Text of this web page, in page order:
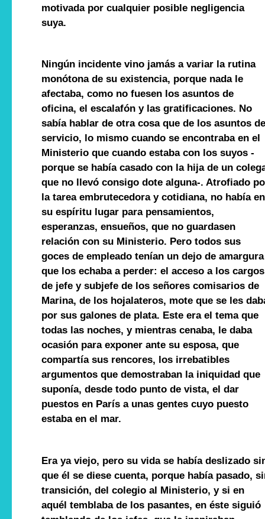
motivada por cualquier posible negligencia
suya.
Ningún incidente vino jamás a variar la rutina
monótona de su existencia, porque nada le
afectaba, como no fuesen los asuntos de
oficina, el escalafón y las gratificaciones. No
sabía hablar de otra cosa que de los asuntos del
servicio, lo mismo cuando se encontraba en el
Ministerio que cuando estaba con los suyos -
porque se había casado con la hija de un
que no llevó consigo dote alguna-. Atrofiado
la tarea embrutecedora y cotidiana, no había en
su espíritu lugar para pensamientos,
esperanzas, ensueños, que no guardasen
relación con su Ministerio. Pero todos sus
goces de empleado tenían un dejo de amargura
que los echaba a perder: el acceso a los cargos
de jefe y subjefe de los señores comisarios de
Marina, de los hojalateros, mote que se les
por sus galones de plata. Este era el tema que
todas las noches, y mientras cenaba, le daba
ocasión para exponer ante su esposa, que
compartía sus rencores, los irrebatibles
argumentos que demostraban la iniquidad que
suponía, desde todo punto de vista, el dar
puestos en París a unas gentes cuyo puesto
estaba en el mar.
Era ya viejo, pero su vida se había deslizado
que él se diese cuenta, porque había pasado,
transición, del colegio al Ministerio, y si en
aquél temblaba de los pasantes, en éste siguió